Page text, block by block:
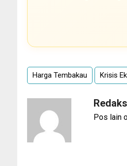
Harga Tembakau Krisis
Pos lain